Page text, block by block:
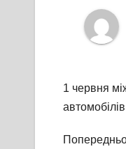
1 червня